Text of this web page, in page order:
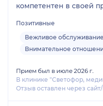
компетентен в своей
Позитивные
Вежливое обслуживание
Внимательное
Прием был в июле 2026 г.
В клинике "Светофор,
Отзыв оставлен через